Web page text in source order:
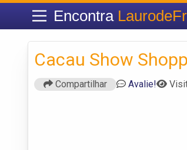
Encontra
Cacau Show
Compartilhar Avalie!